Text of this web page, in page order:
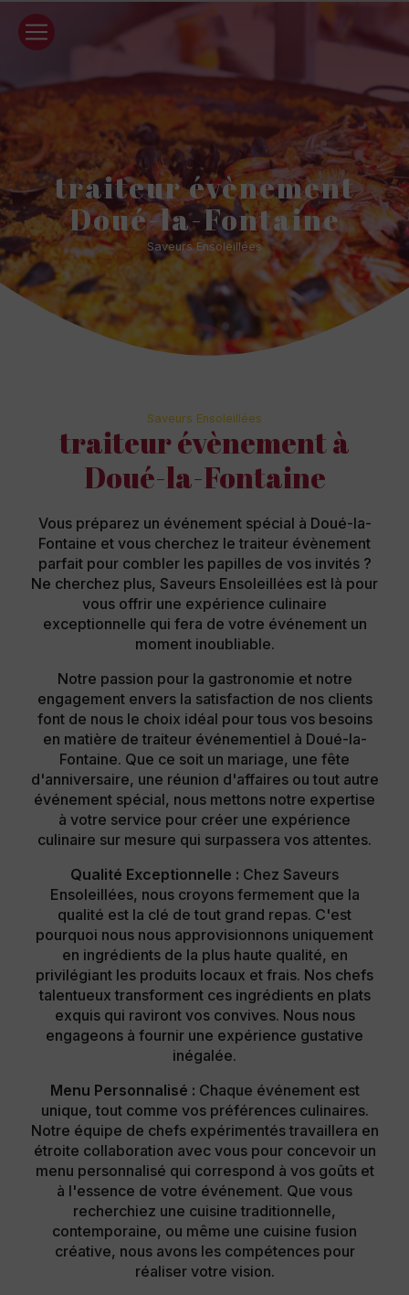
traiteur évènement
Doué-la-Fontaine
Saveurs Ensoleillées
Saveurs Ensoleillées
traiteur évènement à
Doué-la-Fontaine
Vous préparez un événement spécial à Doué-la-
Fontaine et vous cherchez le traiteur évènement
parfait pour combler les papilles de vos invités ?
Ne cherchez plus, Saveurs Ensoleillées est là pour
vous offrir une expérience culinaire
exceptionnelle qui fera de votre événement un
moment inoubliable.
Notre passion pour la gastronomie et notre
engagement envers la satisfaction de nos clients
font de nous le choix idéal pour tous vos besoins
en matière de traiteur événementiel à Doué-la-
Fontaine. Que ce soit un mariage, une fête
d'anniversaire, une réunion d'affaires ou tout autre
événement spécial, nous mettons notre expertise
à votre service pour créer une expérience
culinaire sur mesure qui surpassera vos attentes.
Qualité Exceptionnelle : Chez Saveurs
Ensoleillées, nous croyons fermement que la
qualité est la clé de tout grand repas. C'est
pourquoi nous nous approvisionnons uniquement
en ingrédients de la plus haute qualité, en
privilégiant les produits locaux et frais. Nos chefs
talentueux transforment ces ingrédients en plats
exquis qui raviront vos convives. Nous nous
engageons à fournir une expérience gustative
inégalée.
Menu Personnalisé : Chaque événement est
unique, tout comme vos préférences culinaires.
Notre équipe de chefs expérimentés travaillera en
étroite collaboration avec vous pour concevoir un
menu personnalisé qui correspond à vos goûts et
à l'essence de votre événement. Que vous
recherchiez une cuisine traditionnelle,
contemporaine, ou même une cuisine fusion
créative, nous avons les compétences pour
réaliser votre vision.
Panneau de gestion des cookies